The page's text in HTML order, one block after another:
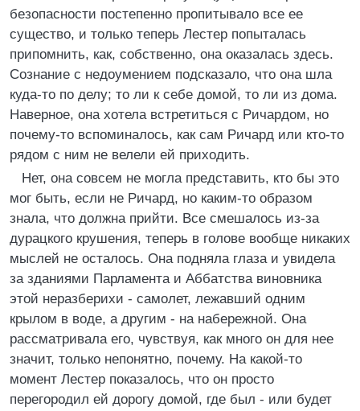
безопасности постепенно пропитывало все ее
существо, и только теперь Лестер попыталась
припомнить, как, собственно, она оказалась здесь.
Сознание с недоумением подсказало, что она шла
куда-то по делу; то ли к себе домой, то ли из дома.
Наверное, она хотела встретиться с Ричардом, но
почему-то вспоминалось, как сам Ричард или кто-то
рядом с ним не велели ей приходить.
Нет, она совсем не могла представить, кто бы это
мог быть, если не Ричард, но каким-то образом
знала, что должна прийти. Все смешалось из-за
дурацкого крушения, теперь в голове вообще никаких
мыслей не осталось. Она подняла глаза и увидела
за зданиями Парламента и Аббатства виновника
этой неразберихи - самолет, лежавший одним
крылом в воде, а другим - на набережной. Она
рассматривала его, чувствуя, как много он для нее
значит, только непонятно, почему. На какой-то
момент Лестер показалось, что он просто
перегородил ей дорогу домой, где был - или будет